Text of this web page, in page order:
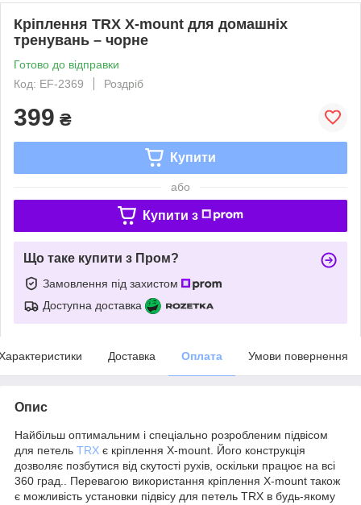
Кріплення TRX X-mount для домашніх
тренувань – чорне
Готово до відправки
Код: EF-2369
Роздріб
399 ₴
Купити
або
Купити з
Що таке купити з Пром?
Замовлення під захистом
Доступна доставка
Доставка Оплата Умови повернення
Опис
Найбільш оптимальним і спеціально розробленим підвісом
для петель TRX є кріплення X-mount. Його конструкція
дозволяє позбутися від скутості рухів, оскільки працює на всі
360 град.. Перевагою використання кріплення X-mount також
є можливість установки підвісу для петель TRX в будь-якому